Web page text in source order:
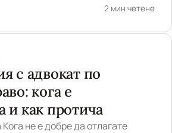
2 мин четене
с адвокат по
кога е
и как протича
не е добре да отлагате